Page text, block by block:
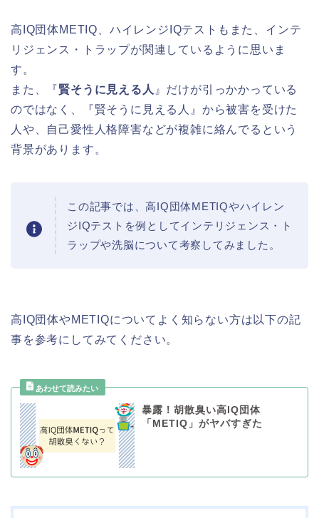
高IQ団体METIQ、ハイレンジIQテストもまた、インテ
リジェンス・トラップが関連しているように思いま
す。
また、『賢そうに見える人 』だけが引っかかっている
のではなく、『賢そうに見える人』から被害を受けた
人や、自己愛性人格障害などが複雑に絡んでるという
背景があります。
この記事では、高IQ団体METIQやハイレン
ジIQテストを例としてインテリジェンス・ト
ラップや洗脳について考察してみました。
高IQ団体やMETIQについてよく知らない方は以下の記
事を参考にしてみてください。
暴露！胡散臭い高IQ団体
「METIQ」がヤバすぎた